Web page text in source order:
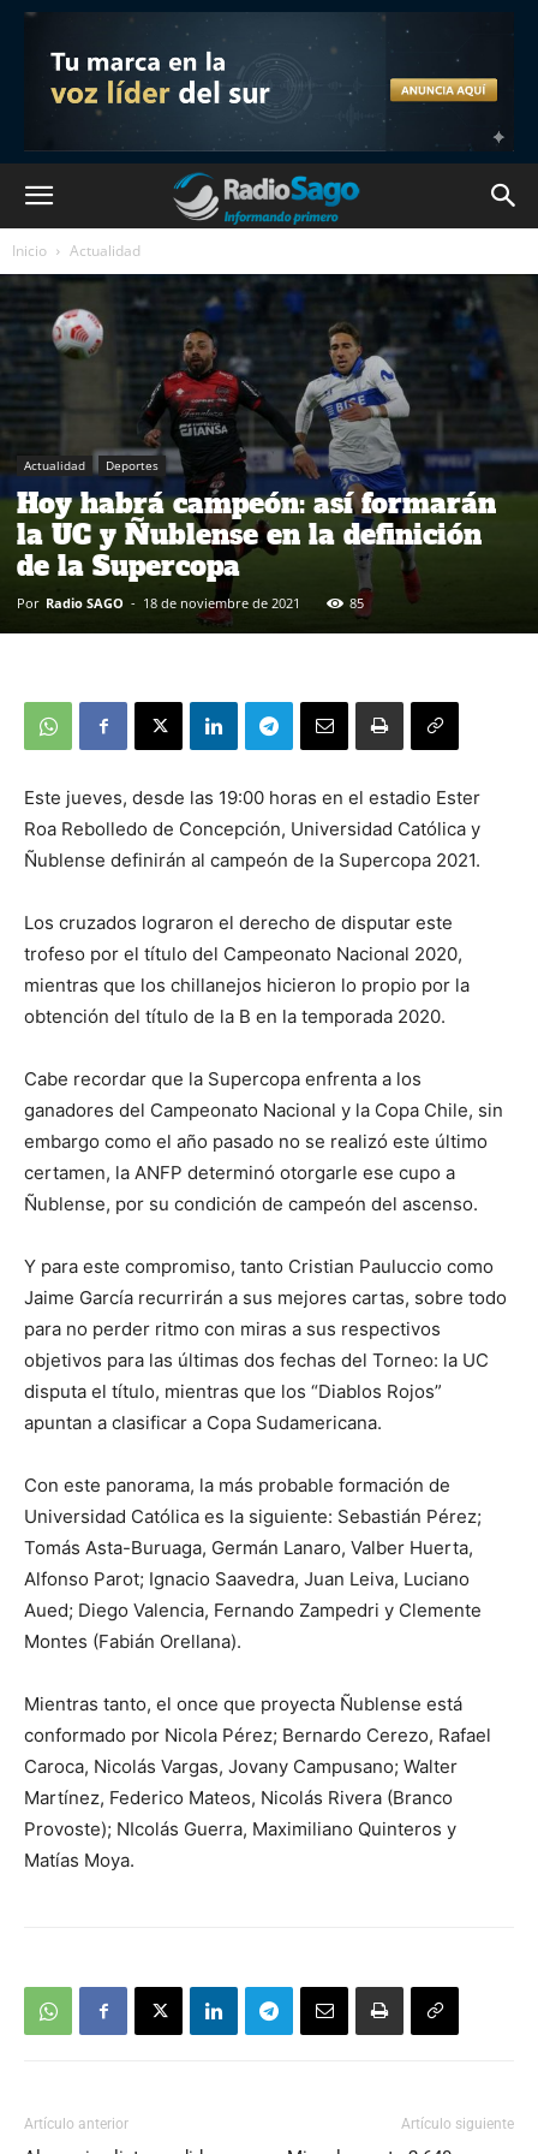
Inicio Actualidad
Actualidad Deportes
Hoy habrá campeón: así formarán
la UC y Ñublense en la definición
de la Supercopa
Por Radio SAGO - 18 de noviembre de 2021 85
Este jueves, desde las 19:00 horas en el estadio Ester
Roa Rebolledo de Concepción, Universidad Católica y
Ñublense definirán al campeón de la Supercopa 2021.
Los cruzados lograron el derecho de disputar este
trofeso por el título del Campeonato Nacional 2020,
mientras que los chillanejos hicieron lo propio por la
obtención del título de la B en la temporada 2020.
Cabe recordar que la Supercopa enfrenta a los
ganadores del Campeonato Nacional y la Copa Chile, sin
embargo como el año pasado no se realizó este último
certamen, la ANFP determinó otorgarle ese cupo a
Ñublense, por su condición de campeón del ascenso.
Y para este compromiso, tanto Cristian Pauluccio como
Jaime García recurrirán a sus mejores cartas, sobre todo
para no perder ritmo con miras a sus respectivos
objetivos para las últimas dos fechas del Torneo: la UC
disputa el título, mientras que los “Diablos Rojos”
apuntan a clasificar a Copa Sudamericana.
Con este panorama, la más probable formación de
Universidad Católica es la siguiente: Sebastián Pérez;
Tomás Asta-Buruaga, Germán Lanaro, Valber Huerta,
Alfonso Parot; Ignacio Saavedra, Juan Leiva, Luciano
Aued; Diego Valencia, Fernando Zampedri y Clemente
Montes (Fabián Orellana).
Mientras tanto, el once que proyecta Ñublense está
conformado por Nicola Pérez; Bernardo Cerezo, Rafael
Caroca, Nicolás Vargas, Jovany Campusano; Walter
Martínez, Federico Mateos, Nicolás Rivera (Branco
Provoste); NIcolás Guerra, Maximiliano Quinteros y
Matías Moya.
Artículo anterior Artículo siguiente